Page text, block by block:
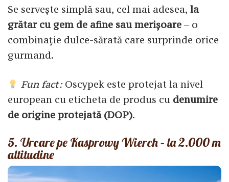
Se servește simplă sau, cel mai adesea, la
grătar cu gem de afine sau merișoare – o
combinație dulce-sărată care surprinde orice
gurmand.
Fun fact:Oscypek este protejat la nivel
european cu eticheta de produs cu denumire
de origine protejată (DOP).
5. Urcare pe Kasprowy Wierch – la 2.000 m
altitudine